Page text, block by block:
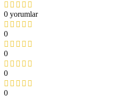
0 yorumlar
0
0
0
0